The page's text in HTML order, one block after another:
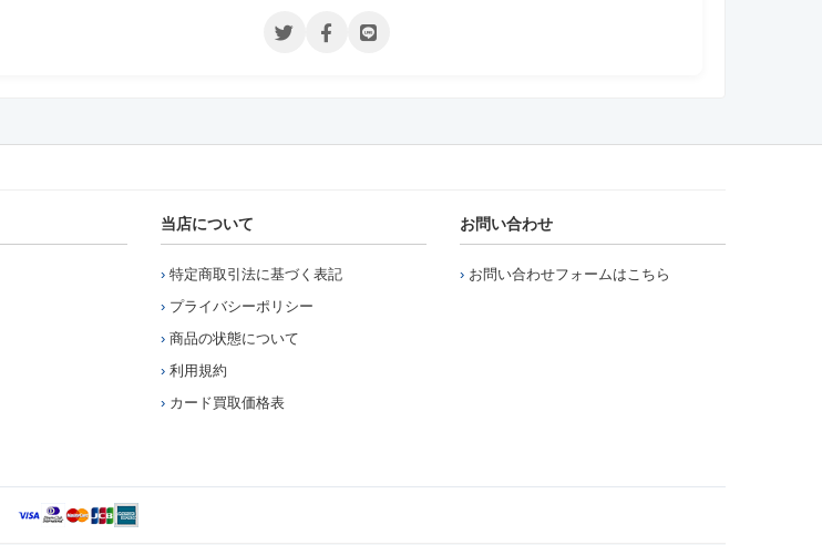
当店について
特定商取引法に基づく表記
プライバシーポリシー
商品の状態について
利用規約
カード買取価格表
お問い合わせ
お問い合わせフォームはこちら